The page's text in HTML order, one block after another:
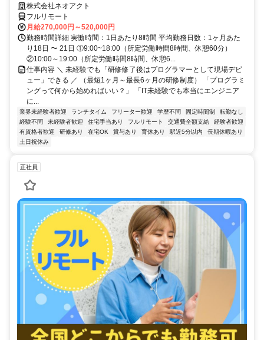
株式会社ネオアクト
フルリモート
月給270,000円～520,000円
勤務時間詳細 実働時間：1日あたり8時間 平均勤務日数：1ヶ月あた
り18日 〜 21日 ①9:00~18:00（所定労働時間8時間、休憩60分）
②10:00～19:00（所定労働時間8時間、休憩6...
仕事内容 ＼ 未経験でも「研修修了後はプログラマーとして現場デビ
ュー」できる ／ （最短1ヶ月～最長6ヶ月の研修制度） 「プログラミ
ングって何から始めればいい？」 「IT未経験でも本当にエンジニア
に...
業界未経験者歓迎 ランチタイム フリーター歓迎 学歴不問 固定時間制
転勤なし
経験不問
未経験者歓迎 住宅手当あり フルリモート 交通費全額支給
経験者歓迎
有資格者歓迎
研修あり 在宅OK 賞与あり 育休あり 駅近5分以内
長期休暇あり
土日祝休み
正社員